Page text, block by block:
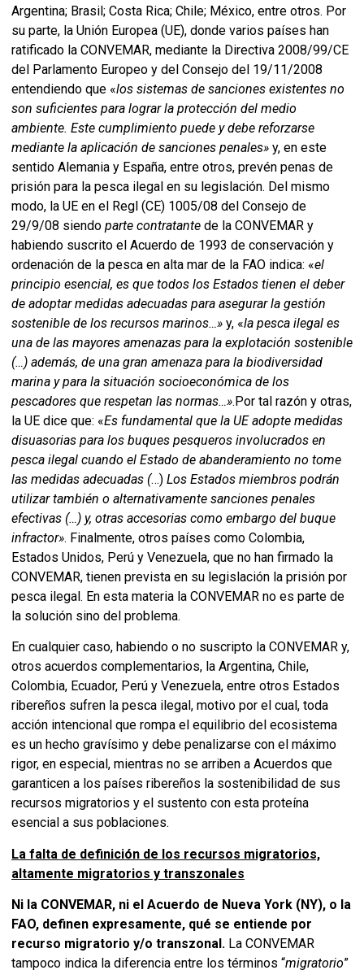
Argentina; Brasil; Costa Rica; Chile; México, entre otros. Por
su parte, la Unión Europea (UE), donde varios países han
ratificado la CONVEMAR, mediante la Directiva 2008/99/CE
del Parlamento Europeo y del Consejo del 19/11/2008
entendiendo que «los sistemas de sanciones existentes no
son suficientes para lograr la protección del medio
ambiente. Este cumplimiento puede y debe reforzarse
mediante la aplicación de sanciones penales» y, en este
sentido Alemania y España, entre otros, prevén penas de
prisión para la pesca ilegal en su legislación. Del mismo
modo, la UE en el Regl (CE) 1005/08 del Consejo de
29/9/08 siendo parte contratante de la CONVEMAR y
habiendo suscrito el Acuerdo de 1993 de conservación y
ordenación de la pesca en alta mar de la FAO indica: «el
principio esencial, es que todos los Estados tienen el deber
de adoptar medidas adecuadas para asegurar la gestión
sostenible de los recursos marinos…» y, «la pesca ilegal es
una de las mayores amenazas para la explotación sostenible
(…) además, de una gran amenaza para la biodiversidad
marina y para la situación socioeconómica de los
pescadores que respetan las normas…».Por tal razón y otras,
la UE dice que: «Es fundamental que la UE adopte medidas
disuasorias para los buques pesqueros involucrados en
pesca ilegal cuando el Estado de abanderamiento no tome
las medidas adecuadas (…) Los Estados miembros podrán
utilizar también o alternativamente sanciones penales
efectivas (…) y, otras accesorias como embargo del buque
infractor». Finalmente, otros países como Colombia,
Estados Unidos, Perú y Venezuela, que no han firmado la
CONVEMAR, tienen prevista en su legislación la prisión por
pesca ilegal. En esta materia la CONVEMAR no es parte de
la solución sino del problema.
En cualquier caso, habiendo o no suscripto la CONVEMAR y,
otros acuerdos complementarios, la Argentina, Chile,
Colombia, Ecuador, Perú y Venezuela, entre otros Estados
ribereños sufren la pesca ilegal, motivo por el cual, toda
acción intencional que rompa el equilibrio del ecosistema
es un hecho gravísimo y debe penalizarse con el máximo
rigor, en especial, mientras no se arriben a Acuerdos que
garanticen a los países ribereños la sostenibilidad de sus
recursos migratorios y el sustento con esta proteína
esencial a sus poblaciones.
La falta de definición de los recursos migratorios,
altamente migratorios y transzonales
Ni la CONVEMAR, ni el Acuerdo de Nueva York (NY), o la
FAO, definen expresamente, qué se entiende por
recurso migratorio y/o transzonal. La CONVEMAR
tampoco indica la diferencia entre los términos “migratorio”